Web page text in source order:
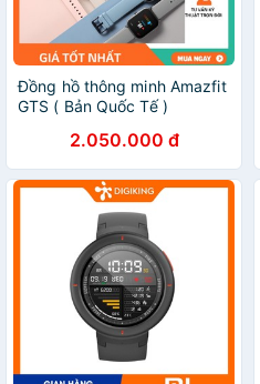
Đồng hồ thông minh Amazfit
GTS ( Bản Quốc Tế )
2.050.000 đ